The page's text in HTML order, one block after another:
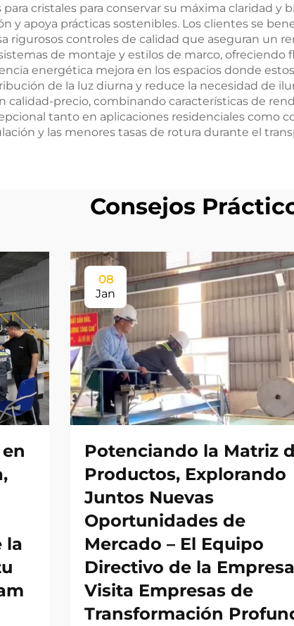
cristales para conservar su máxima claridad y
y apoya prácticas sostenibles. Los clientes se
rigurosos controles de calidad que aseguran un
de montaje y estilos de marco,
energética mejora en los espacios donde
de la luz diurna y reduce la necesidad de
calidad-precio, combinando características de
tanto en aplicaciones residenciales como
y las menores tasas de rotura durante el
Consejos
la
08
Jan
Potenciando la Matriz
Productos, Explorando
Juntos Nuevas
Oportunidades de
Mercado – El Equipo
Directivo de la Empresa
Visita Empresas de
Transformación